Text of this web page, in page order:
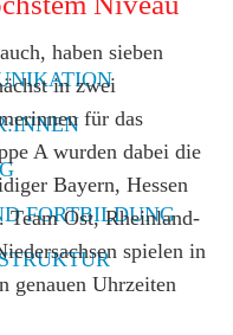
FORTBILDUNG
haben sieben
in zwei
für das
A wurden dabei die
Bayern, Hessen
Team Ost, Rheinland-
spielen in
genauen Uhrzeiten